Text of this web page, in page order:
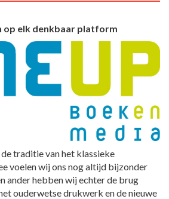
op elk denkbaar platform
traditie van het klassieke
voelen wij ons nog altijd bijzonder
ander hebben wij echter de brug
ouderwetse drukwerk en de nieuwe